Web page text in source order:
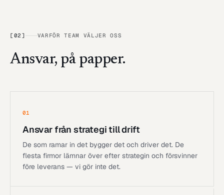
[ 02 ] VARFÖR TEAM VÄLJER OSS
Ansvar, på papper.
01
Ansvar från strategi till drift
De som ramar in det bygger det och driver det. De
flesta firmor lämnar över efter strategin och försvinner
före leverans — vi gör inte det.